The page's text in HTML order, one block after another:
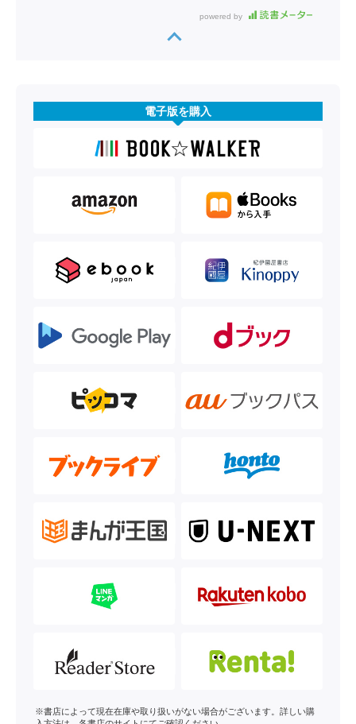
powered by
電子版を購入
※書店によって現在在庫や取り扱いがない場合がございます。詳しい購